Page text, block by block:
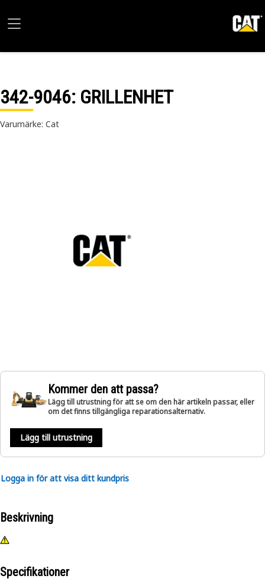
342-9046: GRILLENHET
Varumärke: Cat
Kommer den att passa?
Lägg till utrustning för att se om den här artikeln passar, eller
om det finns tillgängliga reparationsalternativ.
Lägg till utrustning
Logga in för att visa ditt kundpris
Beskrivning
Specifikationer